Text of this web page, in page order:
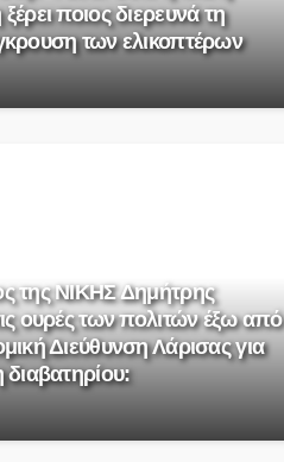
ποιος διερευνά τη
των ελικοπτέρων
της ΝΙΚΗΣ Δημήτρης
ουρές των πολιτών έξω από
Διεύθυνση Λάρισας για